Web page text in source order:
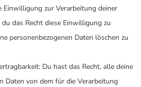
Einwilligung zur Verarbeitung deiner
das Recht diese Einwilligung zu
personenbezogenen Daten löschen zu
Du hast das Recht, alle deine
Daten von dem für die Verarbeitung